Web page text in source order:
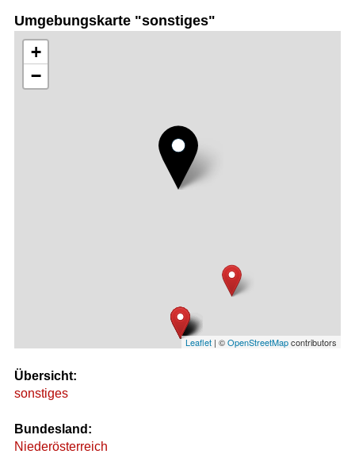
Umgebungskarte "sonstiges"
+
−
Leaflet | ©OpenStreetMapcontributors
Übersicht:
sonstiges
Bundesland:
Niederösterreich